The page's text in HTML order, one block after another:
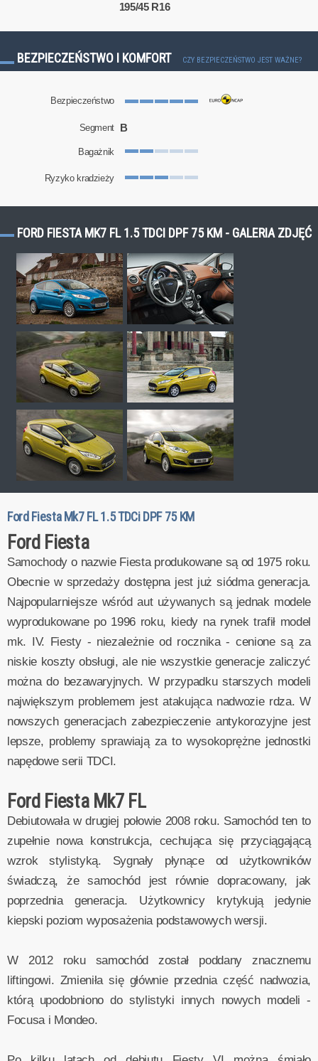
195/45 R16
BEZPIECZEŃSTWO I KOMFORT CZY BEZPIECZEŃSTWO JEST WAŻNE?
Bezpieczeństwo
Segment B
Bagażnik
Ryzyko kradzieży
FORD FIESTA MK7 FL 1.5 TDCI DPF 75 KM - GALERIA ZDJĘĆ
Ford Fiesta Mk7 FL 1.5 TDCi DPF 75 KM
Ford Fiesta
Samochody o nazwie Fiesta produkowane są od 1975 roku.
Obecnie w sprzedaży dostępna jest już siódma generacja.
Najpopularniejsze wśród aut używanych są jednak modele
wyprodukowane po 1996 roku, kiedy na rynek trafił model
mk. IV. Fiesty - niezależnie od rocznika - cenione są za
niskie koszty obsługi, ale nie wszystkie generacje zaliczyć
można do bezawaryjnych. W przypadku starszych modeli
największym problemem jest atakująca nadwozie rdza. W
nowszych generacjach zabezpieczenie antykorozyjne jest
lepsze, problemy sprawiają za to wysokoprężne jednostki
napędowe serii TDCI.
Ford Fiesta Mk7 FL
Debiutowała w drugiej połowie 2008 roku. Samochód ten to
zupełnie nowa konstrukcja, cechująca się przyciągającą
wzrok stylistyką. Sygnały płynące od użytkowników
świadczą, że samochód jest równie dopracowany, jak
poprzednia generacja. Użytkownicy krytykują jedynie
kiepski poziom wyposażenia podstawowych wersji.
W 2012 roku samochód został poddany znacznemu
liftingowi. Zmieniła się głównie przednia część nadwozia,
którą upodobniono do stylistyki innych nowych modeli -
Focusa i Mondeo.